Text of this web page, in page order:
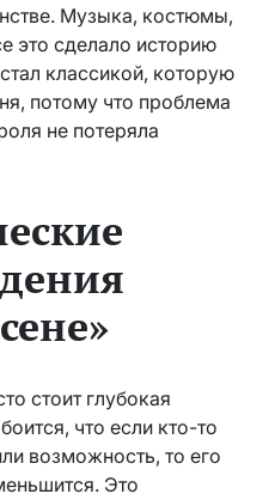
Музыка, костюмы,
это сделало историю
классикой, которую
потому что проблема
не потеряла
стоит глубокая
что если кто-то
возможность, то его
Это